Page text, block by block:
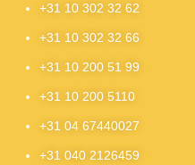
+31 10 302 32 62
+31 10 302 32 66
+31 10 200 51 99
+31 10 200 5110
+31 04 67440027
+31 040 2126459